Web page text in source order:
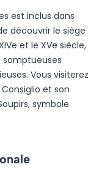
est inclus dans
découvrir le siège
et le XVe siècle,
somptueuses
Vous visiterez
et son
symbole